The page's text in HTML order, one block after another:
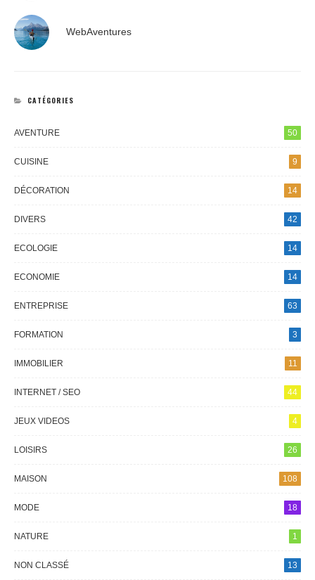
WebAventures
CATÉGORIES
AVENTURE 50
CUISINE 9
DÉCORATION 14
DIVERS 42
ECOLOGIE 14
ECONOMIE 14
ENTREPRISE 63
FORMATION 3
IMMOBILIER 11
INTERNET / SEO 44
JEUX VIDEOS 4
LOISIRS 26
MAISON 108
MODE 18
NATURE 1
NON CLASSÉ 13